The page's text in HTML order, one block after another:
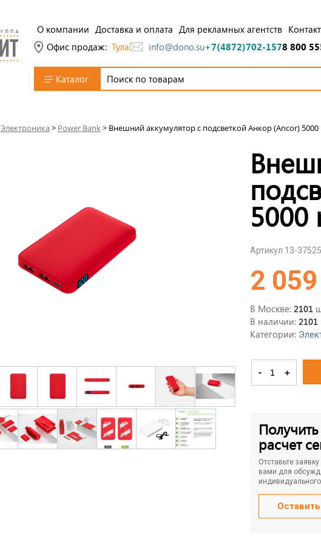
О компании Доставка и оплата Для рекламных агентств
Офис продаж: Тула info@dono.su+7(4872)702-1578 800
Каталог
Электроника> Power Bank> Внешний аккумулятор с подсветкой Анкор (Ancor)
5000
Артикул 13-
2
В Москве: 2101
В наличии: 2101
Категории:
- +
расчет
Отставьте
вами для